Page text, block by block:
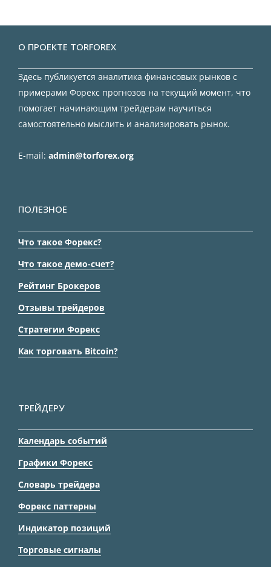
О ПРОЕКТЕ TORFOREX
Здесь публикуется аналитика финансовых рынков с
примерами Форекс прогнозов на текущий момент, что
помогает начинающим трейдерам научиться
самостоятельно мыслить и анализировать рынок.
E-mail: admin@torforex.org
ПОЛЕЗНОЕ
Что такое Форекс?
Что такое демо-счет?
Рейтинг Брокеров
Отзывы трейдеров
Стратегии Форекс
Как торговать Bitcoin?
ТРЕЙДЕРУ
Календарь событий
Графики Форекс
Словарь трейдера
Форекс паттерны
Индикатор позиций
Торговые сигналы